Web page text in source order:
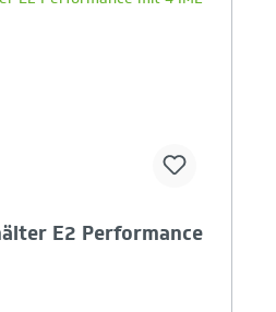
ist voll
E2 Performance